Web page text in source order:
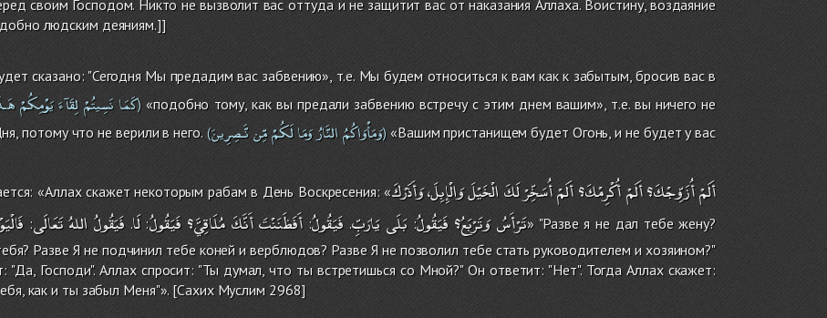
своим Господом. Никто не вызволит вас оттуда и не защитит вас от наказания Аллаха. Воистину, воздаяние
людским деяниям.]]
сказано: "Сегодня Мы предадим вас забвению», т.е. Мы будем относиться к вам как к забытым, бросив вас в
كَمَانَسِيتُمْلِقَآءَيَوْمِكُمْ ) «подобно тому, как вы предали забвению встречу с этим днем вашим», т.е. вы ничего не
потому что не верили в него. ( وَمَأْوَاكُمُالنَّارُوَمَالَكُمْمِّننَّـصِرِينَ ) «Вашим пристанищем будет Огонь, и не будет у вас
«Аллах скажет некоторым рабам в День Воскресения: «
أَلَمْأُزَوِّجْكَ؟أَلَمْأُكْرِمْكَ؟أَلَمْأُسَخِّرْلَكَالْخَيْلَوَالْإِبِلَ،وَأَذَرْكَ
تَرْأَسُوَتَرْبَعُ؟فَيَقُولُ:بَلَىيَارَبِّ.فَيَقُولُ:أَفَظَنَنْتَأَنَّكَمُلَاقِيَّ؟فَيَقُولُ:لَا. فَيَقُولُاللهُتَعَالَى:
» "Разве я не дал тебе жену?
Разве Я не подчинил тебе коней и верблюдов? Разве Я не позволил тебе стать руководителем и хозяином?"
"Да, Господи". Аллах спросит: "Ты думал, что ты встретишься со Мной?" Он ответит: "Нет". Тогда Аллах скажет:
как и ты забыл Меня"». [Сахих Муслим 2968]